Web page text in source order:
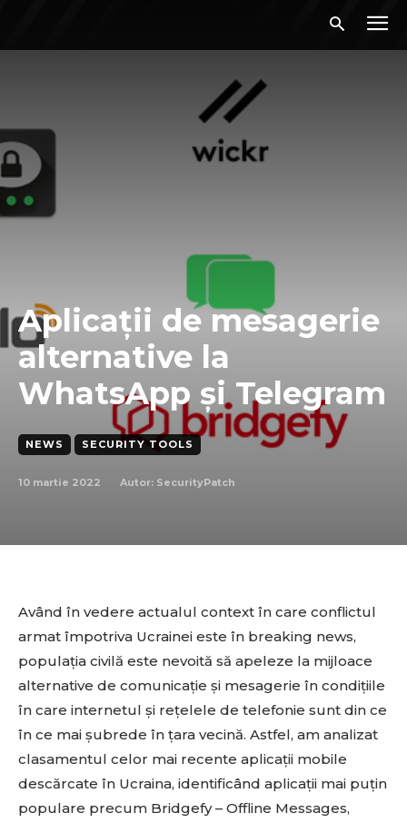
Aplicații de mesagerie
alternative la
WhatsApp și Telegram
NEWS SECURITY TOOLS
10 martie 2022 Autor: SecurityPatch
Având în vedere actualul context în care conflictul
armat împotriva Ucrainei este în breaking news,
populația civilă este nevoită să apeleze la mijloace
alternative de comunicație și mesagerie în condițiile
în care internetul și rețelele de telefonie sunt din ce
în ce mai șubrede în țara vecină. Astfel, am analizat
clasamentul celor mai recente aplicații mobile
descărcate în Ucraina, identificând aplicații mai puțin
populare precum Bridgefy – Offline Messages,